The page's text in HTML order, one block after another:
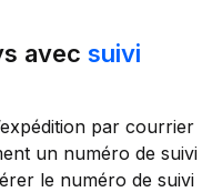
avec suivi
par courrier
un numéro de suivi
le numéro de suivi